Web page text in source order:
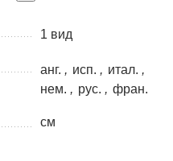
1 вид
анг. , исп. , итал. ,
нем. , рус. , фран.
см